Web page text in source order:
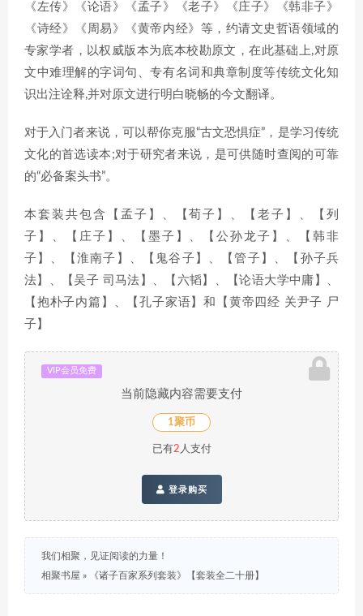
《左传》《论语》《孟子》《老子》《庄子》《韩非子》
《诗经》《周易》《黄帝内经》等，约请文史哲语领域的
专家学者，以权威版本为底本校勘原文，在此基础上,对原
文中难理解的字词句、专有名词和典章制度等传统文化知
识出注诠释,并对原文进行明白晓畅的今文翻译。
对于入门者来说，可以帮你克服“古文恐惧症”，是学习传统
文化的首选读本;对于研究者来说，是可供随时查阅的可靠
的“必备案头书”。
本套装共包含【孟子】、【荀子】、【老子】、【列
子】、【庄子】、【墨子】、【公孙龙子】、【韩非
子】、【淮南子】、【鬼谷子】、【管子】、【孙子兵
法】、【吴子 司马法】、【六韬】、【论语大学中庸】、
【抱朴子内篇】、【孔子家语】和【黄帝四经 关尹子 尸
子】
VIP会员免费
当前隐藏内容需要支付
1聚币
已有2 人支付
登录购买
我们相聚，见证阅读的力量！
相聚书屋 » 《诸子百家系列套装》【套装全二十册】